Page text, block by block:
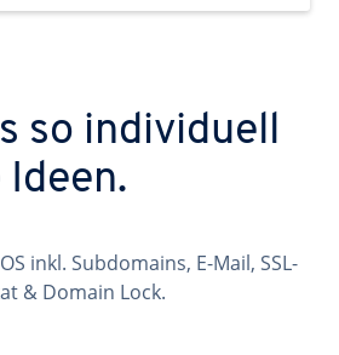
so individuell
inkl. Subdomains, E-Mail, SSL-
& Domain Lock.